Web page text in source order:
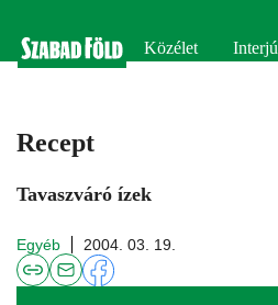
Közélet Interjú
Recept
Tavaszváró ízek
Egyéb 2004. 03. 19.